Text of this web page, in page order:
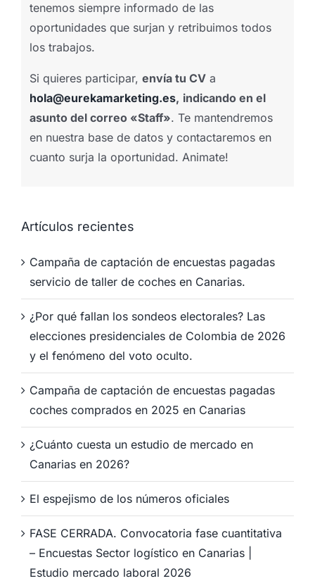
tenemos siempre informado de las
oportunidades que surjan y retribuimos todos
los trabajos.
Si quieres participar, envía tu CV a
hola@eurekamarketing.es, indicando en el
asunto del correo «Staff». Te mantendremos
en nuestra base de datos y contactaremos en
cuanto surja la oportunidad. Animate!
Artículos recientes
Campaña de captación de encuestas pagadas
servicio de taller de coches en Canarias.
¿Por qué fallan los sondeos electorales? Las
elecciones presidenciales de Colombia de 2026
y el fenómeno del voto oculto.
Campaña de captación de encuestas pagadas
coches comprados en 2025 en Canarias
¿Cuánto cuesta un estudio de mercado en
Canarias en 2026?
El espejismo de los números oficiales
FASE CERRADA. Convocatoria fase cuantitativa
– Encuestas Sector logístico en Canarias |
Estudio mercado laboral 2026